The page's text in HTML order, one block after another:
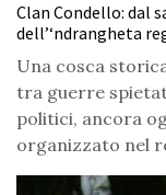
Clan Condello: dal
dell’‘ndrangheta
Una cosca
tra guerre
politici, ancora
organizzato nel